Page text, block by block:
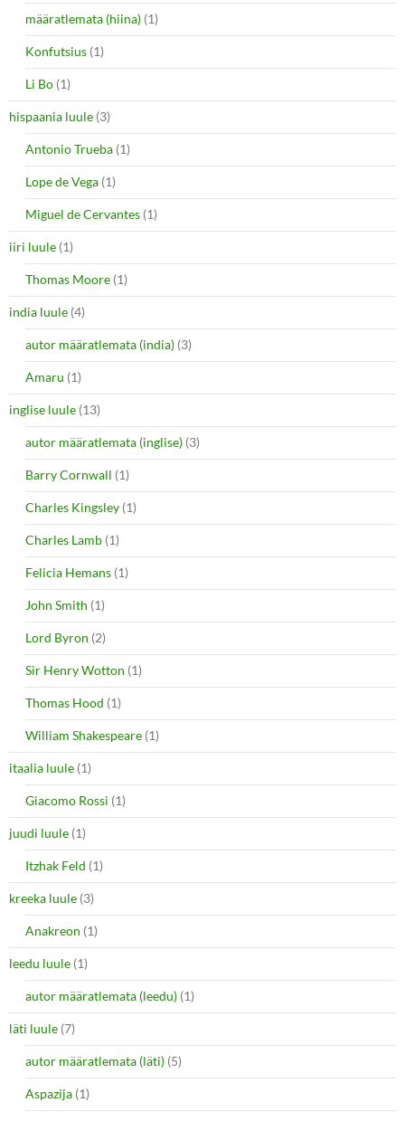
määratlemata (hiina) (1)
Konfutsius (1)
Li Bo (1)
hispaania luule (3)
Antonio Trueba (1)
Lope de Vega (1)
Miguel de Cervantes (1)
iiri luule (1)
Thomas Moore (1)
india luule (4)
autor määratlemata (india) (3)
Amaru (1)
inglise luule (13)
autor määratlemata (inglise) (3)
Barry Cornwall (1)
Charles Kingsley (1)
Charles Lamb (1)
Felicia Hemans (1)
John Smith (1)
Lord Byron (2)
Sir Henry Wotton (1)
Thomas Hood (1)
William Shakespeare (1)
itaalia luule (1)
Giacomo Rossi (1)
juudi luule (1)
Itzhak Feld (1)
kreeka luule (3)
Anakreon (1)
leedu luule (1)
autor määratlemata (leedu) (1)
läti luule (7)
autor määratlemata (läti) (5)
Aspazija (1)